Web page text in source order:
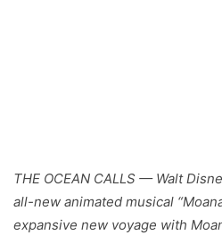
THE OCEAN CALLS — Walt
all-new animated musical
expansive new voyage with